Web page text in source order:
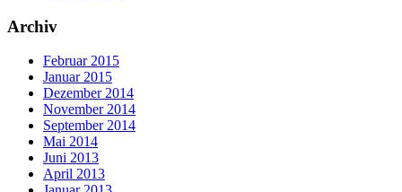
Archiv
Februar 2015
Januar 2015
Dezember 2014
November 2014
September 2014
Mai 2014
Juni 2013
April 2013